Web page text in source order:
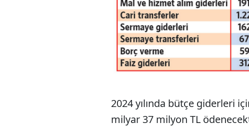
2024 yılında bütçe giderleri
milyar 37 milyon TL